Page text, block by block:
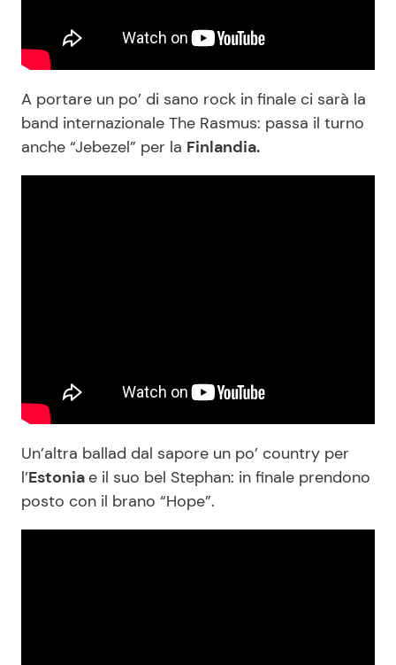
A portare un po’ di sano rock in finale ci sarà la
band internazionale The Rasmus: passa il turno
anche “Jebezel” per la Finlandia.
Un’altra ballad dal sapore un po’ country per
l’Estonia e il suo bel Stephan: in finale prendono
posto con il brano “Hope”.